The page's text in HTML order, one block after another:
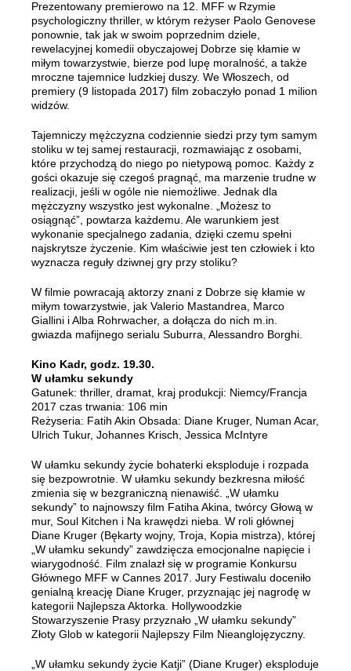
Prezentowany premierowo na 12. MFF w Rzymie
psychologiczny thriller, w którym reżyser Paolo Genovese
ponownie, tak jak w swoim poprzednim dziele,
rewelacyjnej komedii obyczajowej Dobrze się kłamie w
miłym towarzystwie, bierze pod lupę moralność, a także
mroczne tajemnice ludzkiej duszy. We Włoszech, od
premiery (9 listopada 2017) film zobaczyło ponad 1 milion
widzów.
Tajemniczy mężczyzna codziennie siedzi przy tym samym
stoliku w tej samej restauracji, rozmawiając z osobami,
które przychodzą do niego po nietypową pomoc. Każdy z
gości okazuje się czegoś pragnąć, ma marzenie trudne w
realizacji, jeśli w ogóle nie niemożliwe. Jednak dla
mężczyzny wszystko jest wykonalne. „Możesz to
osiągnąć”, powtarza każdemu. Ale warunkiem jest
wykonanie specjalnego zadania, dzięki czemu spełni
najskrytsze życzenie. Kim właściwie jest ten człowiek i kto
wyznacza reguły dziwnej gry przy stoliku?
W filmie powracają aktorzy znani z Dobrze się kłamie w
miłym towarzystwie, jak Valerio Mastandrea, Marco
Giallini i Alba Rohrwacher, a dołącza do nich m.in.
gwiazda mafijnego serialu Suburra, Alessandro Borghi.
Kino Kadr, godz. 19.30.
W ułamku sekundy
Gatunek: thriller, dramat, kraj produkcji: Niemcy/Francja
2017 czas trwania: 106 min
Reżyseria: Fatih Akin Obsada: Diane Kruger, Numan Acar,
Ulrich Tukur, Johannes Krisch, Jessica McIntyre
W ułamku sekundy życie bohaterki eksploduje i rozpada
się bezpowrotnie. W ułamku sekundy bezkresna miłość
zmienia się w bezgraniczną nienawiść. „W ułamku
sekundy” to najnowszy film Fatiha Akina, twórcy Głową w
mur, Soul Kitchen i Na krawędzi nieba. W roli głównej
Diane Kruger (Bękarty wojny, Troja, Kopia mistrza), której
„W ułamku sekundy” zawdzięcza emocjonalne napięcie i
wiarygodność. Film znalazł się w programie Konkursu
Głównego MFF w Cannes 2017. Jury Festiwalu doceniło
genialną kreację Diane Kruger, przyznając jej nagrodę w
kategorii Najlepsza Aktorka. Hollywoodzkie
Stowarzyszenie Prasy przyznało „W ułamku sekundy”
Złoty Glob w kategorii Najlepszy Film Nieanglojęzyczny.
„W ułamku sekundy życie Katji” (Diane Kruger) eksploduje